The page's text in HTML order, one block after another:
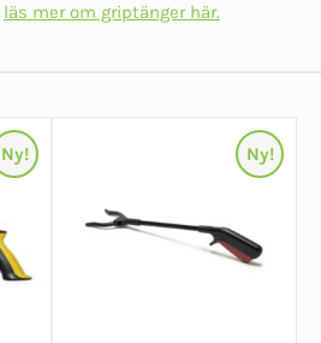
läs mer om griptänger här.
Ny! Ny!